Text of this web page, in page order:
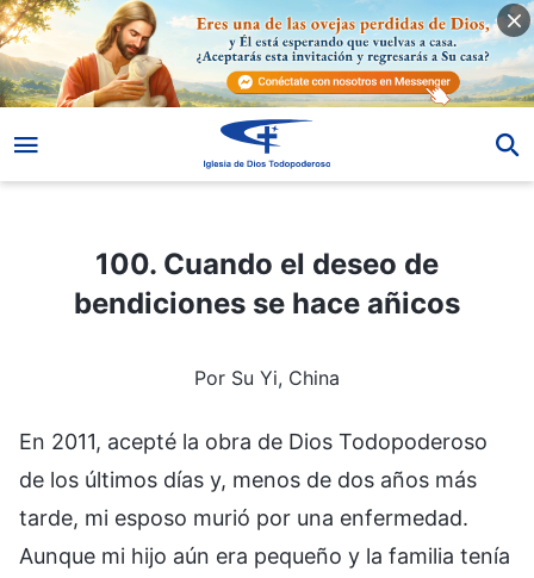
100. Cuando el deseo de bendiciones se hace añicos
100. Cuando el deseo de
bendiciones se hace añicos
Por Su Yi, China
En 2011, acepté la obra de Dios Todopoderoso
de los últimos días y, menos de dos años más
tarde, mi esposo murió por una enfermedad.
Aunque mi hijo aún era pequeño y la familia tenía